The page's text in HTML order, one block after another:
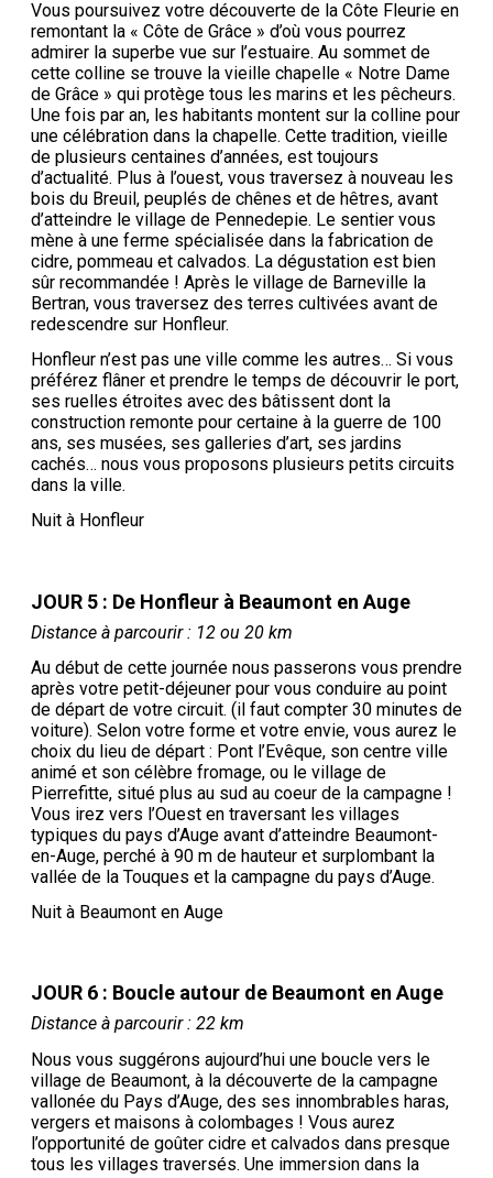
Vous poursuivez votre découverte de la Côte Fleurie en
remontant la « Côte de Grâce » d’où vous pourrez
admirer la superbe vue sur l’estuaire. Au sommet de
cette colline se trouve la vieille chapelle « Notre Dame
de Grâce » qui protège tous les marins et les pêcheurs.
Une fois par an, les habitants montent sur la colline pour
une célébration dans la chapelle. Cette tradition, vieille
de plusieurs centaines d’années, est toujours
d’actualité. Plus à l’ouest, vous traversez à nouveau les
bois du Breuil, peuplés de chênes et de hêtres, avant
d’atteindre le village de Pennedepie. Le sentier vous
mène à une ferme spécialisée dans la fabrication de
cidre, pommeau et calvados. La dégustation est bien
sûr recommandée ! Après le village de Barneville la
Bertran, vous traversez des terres cultivées avant de
redescendre sur Honfleur.
Honfleur n’est pas une ville comme les autres… Si vous
préférez flâner et prendre le temps de découvrir le port,
ses ruelles étroites avec des bâtissent dont la
construction remonte pour certaine à la guerre de 100
ans, ses musées, ses galleries d’art, ses jardins
cachés… nous vous proposons plusieurs petits circuits
dans la ville.
Nuit à Honfleur
JOUR 5 : De Honfleur à Beaumont en Auge
Distance à parcourir : 12 ou 20 km
Au début de cette journée nous passerons vous prendre
après votre petit-déjeuner pour vous conduire au point
de départ de votre circuit. (il faut compter 30 minutes de
voiture). Selon votre forme et votre envie, vous aurez le
choix du lieu de départ : Pont l’Evêque, son centre ville
animé et son célèbre fromage, ou le village de
Pierrefitte, situé plus au sud au coeur de la campagne !
Vous irez vers l’Ouest en traversant les villages
typiques du pays d’Auge avant d’atteindre Beaumont-
en-Auge, perché à 90 m de hauteur et surplombant la
vallée de la Touques et la campagne du pays d’Auge.
Nuit à Beaumont en Auge
JOUR 6 : Boucle autour de Beaumont en Auge
Distance à parcourir : 22 km
Nous vous suggérons aujourd’hui une boucle vers le
village de Beaumont, à la découverte de la campagne
vallonée du Pays d’Auge, des ses innombrables haras,
vergers et maisons à colombages ! Vous aurez
l’opportunité de goûter cidre et calvados dans presque
tous les villages traversés. Une immersion dans la